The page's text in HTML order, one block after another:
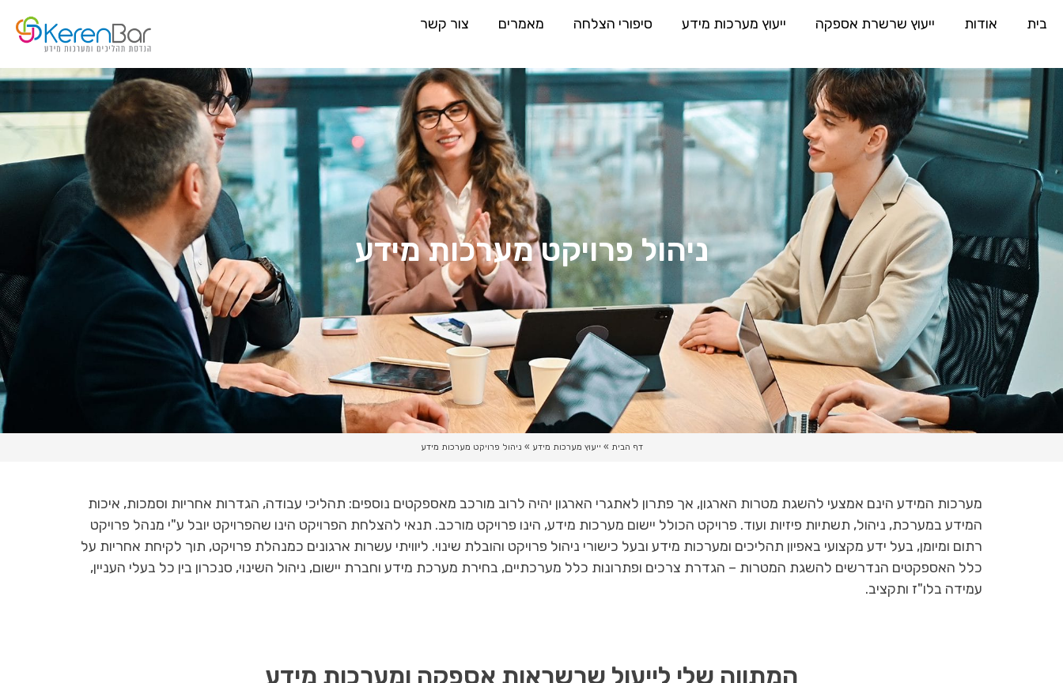
בית אודות ייעוץ שרשרת אספקה ייעוץ מערכות מידע סיפורי הצלחה מאמרים צור קשר
ניהול פרויקט מערכות מידע
דף הבית » ייעוץ מערכות מידע » ניהול פרויקט מערכות מידע
מערכות המידע הינם אמצעי להשגת מטרות הארגון, אך פתרון לאתגרי הארגון יהיה לרוב מורכב מאספקטים נוספים: תהליכי עבודה, הגדרות אחריות וסמכות, איכות
המידע במערכת, ניהול, תשתיות פיזיות ועוד. פרויקט הכולל יישום מערכות מידע, הינו פרויקט מורכב. תנאי להצלחת הפרויקט הינו שהפרויקט יובל ע"י מנהל פרויקט
רתום ומיומן, בעל ידע מקצועי באפיון תהליכים ומערכות מידע ובעל כישורי ניהול פרויקט והובלת שינוי. ליוויתי עשרות ארגונים כמנהלת פרויקט, תוך לקיחת אחריות על
כלל האספקטים הנדרשים להשגת המטרות – הגדרת צרכים ופתרונות כלל מערכתיים, בחירת מערכת מידע וחברת יישום, ניהול השינוי, סנכרון בין כל בעלי העניין,
עמידה בלו"ז ותקציב.
המתווה שלי לייעול שרשראות אספקה ומערכות מידע